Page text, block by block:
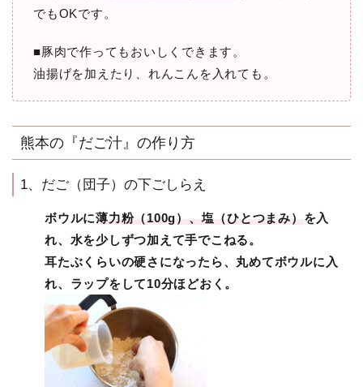
でもOKです。
■豚肉で作ってもおいしくできます。
油揚げを加えたり、れんこんを入れても。
熊本の『だご汁』の作り方
1、だご（団子）の下ごしらえ
ボウルに薄力粉（100g）、塩（ひとつまみ） を入
れ、水を少しずつ加えて手でこねる。
耳たぶくらいの硬さになったら、丸めてボウルに入
れ、ラップをして10分ほどおく。